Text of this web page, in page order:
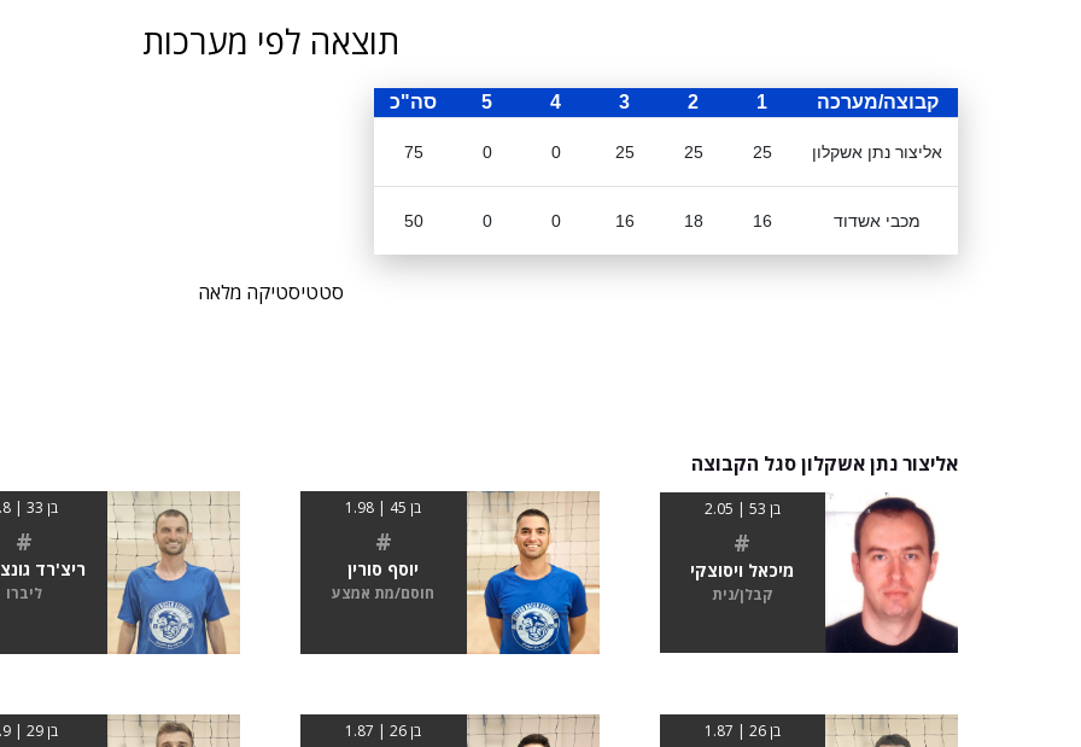
תוצאה לפי מערכות
קבוצה/מערכה 1
2
3
4
5 סה"כ
אליצור נתן אשקלון 25
25
25
0
0
75
מכבי אשדוד 16
18
16
0
0
50
סטטיסטיקה מלאה
אליצור נתן אשקלון סגל הקבוצה
בן 53 | 2.05
#
מיכאל ויסוצקי
קבלן/נית
בן 45 | 1.98
#
יוסף סורין
חוסם/מת אמצע
בן 33 | 1.8
#
ריצ'רד
ליברו
בן 26 | 1.87 בן 26 | 1.87 בן 29 | 1.9